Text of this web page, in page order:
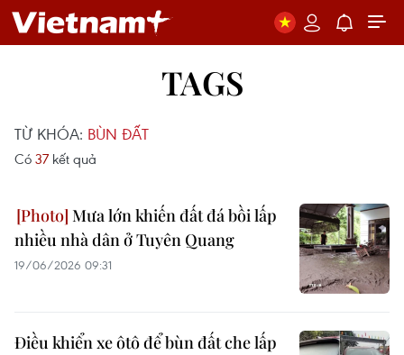
TAGS
TỪ KHÓA: BÙN ĐẤT
Có 37 kết quả
Mưa lớn khiến đất đá bồi lấp
nhiều nhà dân ở Tuyên Quang
19/06/2026 09:31
Điều khiển xe ôtô để bùn đất che lấp